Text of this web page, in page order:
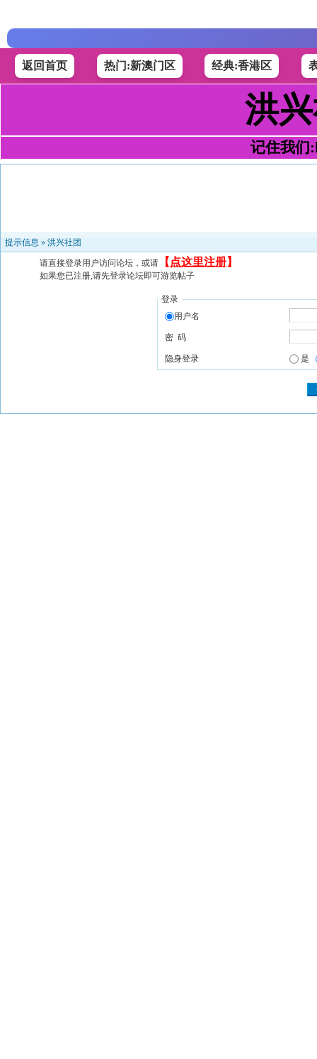
返回首页 热门:新澳门区 经典:香港区
洪
记住我们
提示信息 » 洪兴社团
请直接登录用户访问论坛，或请 【 点这里注册】
如果您已注册,请先登录论坛即可游览帖子
登录
用户名
密 码
隐身登录 是